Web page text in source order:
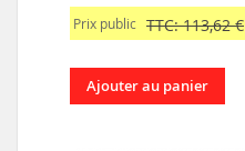
Prix public TTC: 113,62 €
Ajouter au panier